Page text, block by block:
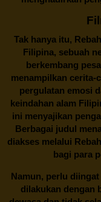
Tak hanya itu,
Filipina, sebuah
berkembang
menampilkan cerita-
pergulatan emosi
keindahan alam
ini menyajikan
Berbagai judul
diakses melalui
bagi para
Namun, perlu
dilakukan dengan